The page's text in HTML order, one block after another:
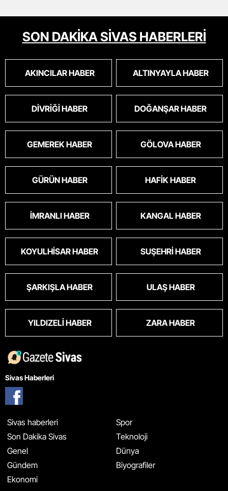
SON DAKİKA SİVAS HABERLERİ
AKINCILAR HABER ALTINYAYLA HABER
DIVRIĞI HABER DOĞANŞAR HABER
GEMEREK HABER GÖLOVA HABER
GÜRÜN HABER HAFIK HABER
İMRANLI HABER KANGAL HABER
KOYULHISAR HABER SUŞEHRI HABER
ŞARKIŞLA HABER ULAŞ HABER
YILDIZELI HABER ZARA HABER
Sivas Haberleri
Sivas haberleri
Son Dakika Sivas
Genel
Gündem
Ekonomi
Spor
Teknoloji
Dünya
Biyografiler